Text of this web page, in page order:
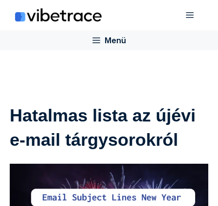
Menü
Menü
Hatalmas lista az újévi
e-mail tárgysorokról